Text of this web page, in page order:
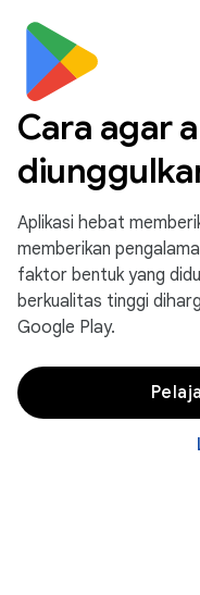
Cara agar
Aplikasi hebat
memberikan
faktor bentuk yang
berkualitas tinggi
Google Play.